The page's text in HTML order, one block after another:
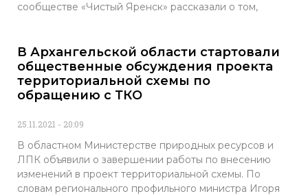
сообществе «Чистый Яренск» рассказали о том,
В Архангельской области стартовали
общественные обсуждения проекта
территориальной схемы по
обращению с ТКО
25.11.2021 20:09
В областном Министерстве природных ресурсов и
ЛПК объявили о завершении работы по внесению
изменений в проект территориальной схемы. По
словам регионального профильного министра Игоря